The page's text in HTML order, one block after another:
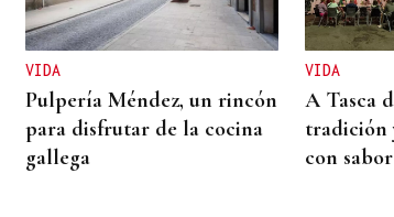
VIDA
Pulpería Méndez, un rincón
para disfrutar de la cocina
gallega
VIDA
A Tasca
tradición
con